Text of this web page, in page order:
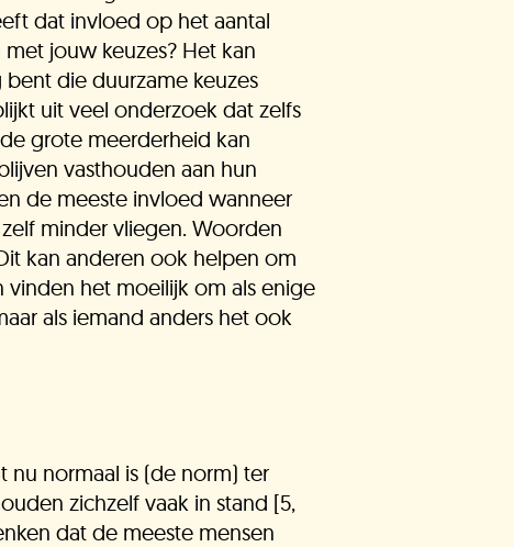
dat invloed op het aantal
jouw keuzes? Het kan
die duurzame keuzes
uit veel onderzoek dat zelfs
grote meerderheid kan
vasthouden aan hun
de meeste invloed wanneer
minder vliegen. Woorden
kan anderen ook helpen om
het moeilijk om als enige
als iemand anders het ook
normaal is (de norm) ter
zichzelf vaak in stand [5,
dat de meeste mensen
vragen